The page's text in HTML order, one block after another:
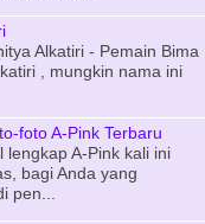
Alkatiri - Pemain Bima
, mungkin nama ini
foto A-Pink Terbaru
lengkap A-Pink kali ini
bagi Anda yang
pen...